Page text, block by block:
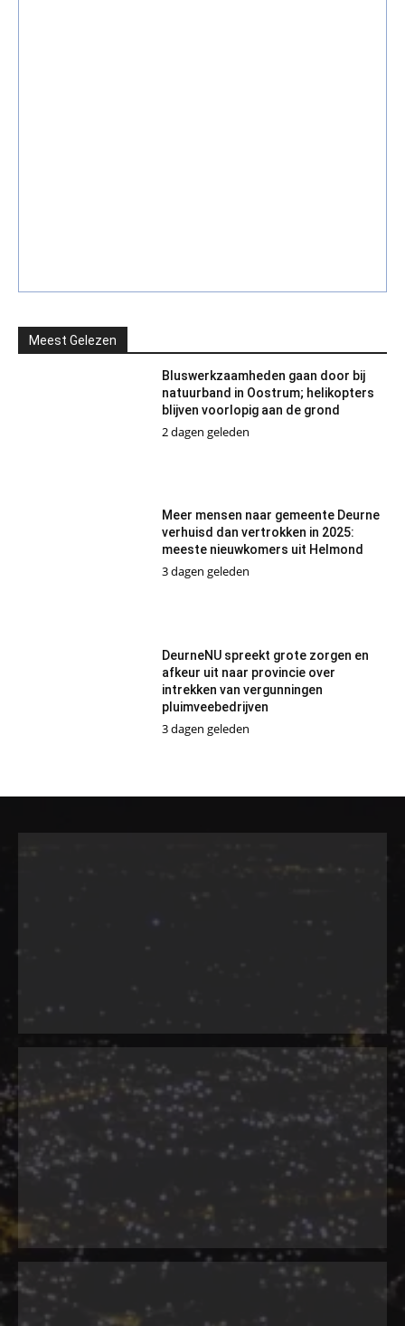
Meest Gelezen
Bluswerkzaamheden gaan door bij
natuurband in Oostrum; helikopters
blijven voorlopig aan de grond
2 dagen geleden
Meer mensen naar gemeente Deurne
verhuisd dan vertrokken in 2025:
meeste nieuwkomers uit Helmond
3 dagen geleden
DeurneNU spreekt grote zorgen en
afkeur uit naar provincie over
intrekken van vergunningen
pluimveebedrijven
3 dagen geleden